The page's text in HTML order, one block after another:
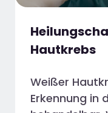
Hautkrebs
Weißer
Erkennung in